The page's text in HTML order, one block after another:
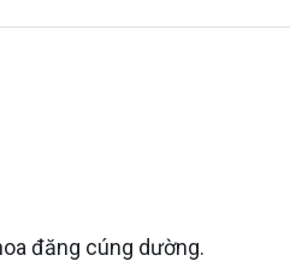
đăng cúng dường.